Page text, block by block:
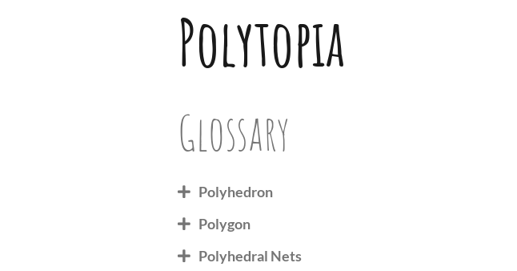
Polytopia
Glossary
Polyhedron
Polygon
Polyhedral Nets